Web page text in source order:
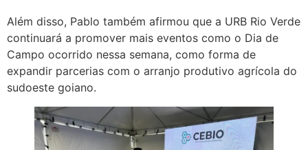
Além disso, Pablo também afirmou que a URB Rio Verde
continuará a promover mais eventos como o Dia de
Campo ocorrido nessa semana, como forma de
expandir parcerias com o arranjo produtivo agrícola do
sudoeste goiano.